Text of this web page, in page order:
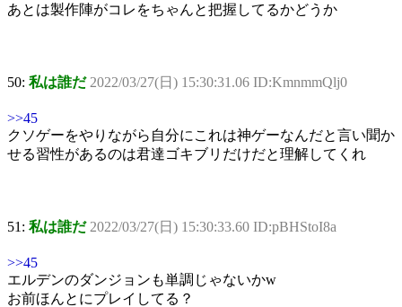
あとは製作陣がコレをちゃんと把握してるかどうか
50: 私は誰だ 2022/03/27(日) 15:30:31.06 ID:KmnmmQlj0
>>45
クソゲーをやりながら自分にこれは神ゲーなんだと言い聞か
せる習性があるのは君達ゴキブリだけだと理解してくれ
51: 私は誰だ 2022/03/27(日) 15:30:33.60 ID:pBHStoI8a
>>45
エルデンのダンジョンも単調じゃないかw
お前ほんとにプレイしてる？